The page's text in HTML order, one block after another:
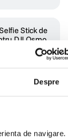
Despre
de navigare.
Stick de 1,5
Osmo